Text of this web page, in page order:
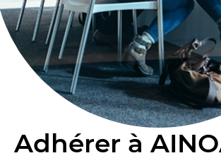
Adhérer à